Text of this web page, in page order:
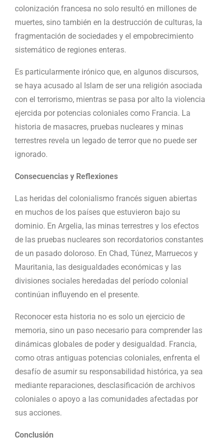
colonización francesa no solo resultó en millones de
muertes, sino también en la destrucción de culturas, la
fragmentación de sociedades y el empobrecimiento
sistemático de regiones enteras.
Es particularmente irónico que, en algunos discursos,
se haya acusado al Islam de ser una religión asociada
con el terrorismo, mientras se pasa por alto la violencia
ejercida por potencias coloniales como Francia. La
historia de masacres, pruebas nucleares y minas
terrestres revela un legado de terror que no puede ser
ignorado.
Consecuencias y Reflexiones
Las heridas del colonialismo francés siguen abiertas
en muchos de los países que estuvieron bajo su
dominio. En Argelia, las minas terrestres y los efectos
de las pruebas nucleares son recordatorios constantes
de un pasado doloroso. En Chad, Túnez, Marruecos y
Mauritania, las desigualdades económicas y las
divisiones sociales heredadas del período colonial
continúan influyendo en el presente.
Reconocer esta historia no es solo un ejercicio de
memoria, sino un paso necesario para comprender las
dinámicas globales de poder y desigualdad. Francia,
como otras antiguas potencias coloniales, enfrenta el
desafío de asumir su responsabilidad histórica, ya sea
mediante reparaciones, desclasificación de archivos
coloniales o apoyo a las comunidades afectadas por
sus acciones.
Conclusión